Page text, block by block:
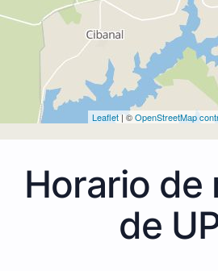
Leaflet| ©OpenStreetMap
Horario de
de